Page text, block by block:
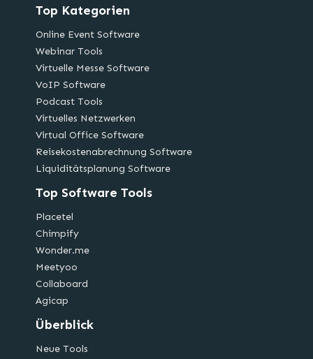
Top Kategorien
Online Event Software
Webinar Tools
Virtuelle Messe Software
VoIP Software
Podcast Tools
Virtuelles Netzwerken
Virtual Office Software
Reisekostenabrechnung Software
Liquiditätsplanung Software
Top Software Tools
Placetel
Chimpify
Wonder.me
Meetyoo
Collaboard
Agicap
Überblick
Neue Tools